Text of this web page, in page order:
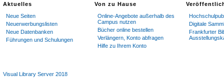
Aktuelles
Neue Seiten
Neuerwerbungslisten
Neue Datenbanken
Führungen und Schulungen
Von zu Hause
Online-Angebote außerhalb des
Campus nutzen
Bücher online bestellen
Verlängern, Konto abfragen
Hilfe zu Ihrem Konto
Digitale
Frankfurter
Visual Library Server 2018